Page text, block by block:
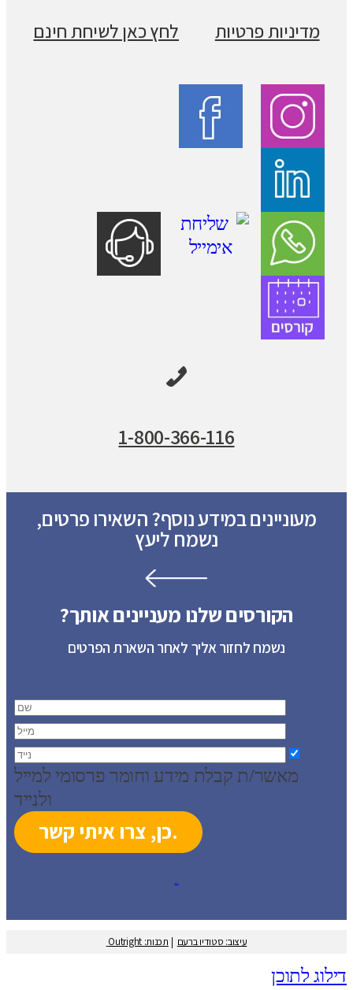
מדיניות פרטיות
לחץ כאן לשיחת חינם
1-800-366-116
מעוניינים במידע נוסף? השאירו פרטים,
נשמח ליעץ
הקורסים שלנו מעניינים אותך?
נשמח לחזור אליך לאחר השארת הפרטים
מאשר/ת קבלת מידע וחומר פרסומי למייל
ולנייד
עיצוב: סטודיו ברעם | תכנות: Outright
דילוג לתוכן